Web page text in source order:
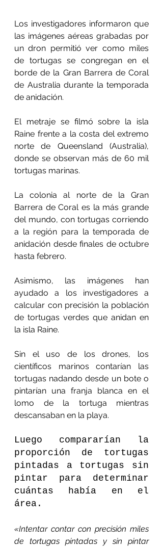
Los investigadores informaron que
las imágenes aéreas grabadas por
un dron permitió ver como miles
de tortugas se congregan en el
borde de la Gran Barrera de Coral
de Australia durante la temporada
de anidación.
El metraje se filmó sobre la isla
Raine frente a la costa del extremo
norte de Queensland (Australia),
donde se observan más de 60 mil
tortugas marinas.
La colonia al norte de la Gran
Barrera de Coral es la más grande
del mundo, con tortugas corriendo
a la región para la temporada de
anidación desde finales de octubre
hasta febrero.
Asimismo, las imágenes han
ayudado a los investigadores a
calcular con precisión la población
de tortugas verdes que anidan en
la isla Raine.
Sin el uso de los drones, los
científicos marinos contarían las
tortugas nadando desde un bote o
pintarían una franja blanca en el
lomo de la tortuga mientras
descansaban en la playa.
Luego compararían la
proporción de tortugas
pintadas a tortugas sin
pintar para determinar
cuántas había en el
área.
«Intentar contar con precisión miles
de tortugas pintadas y sin pintar